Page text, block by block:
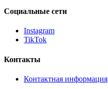
Социальные сети
Instagram
TikTok
Контакты
Контактная информация